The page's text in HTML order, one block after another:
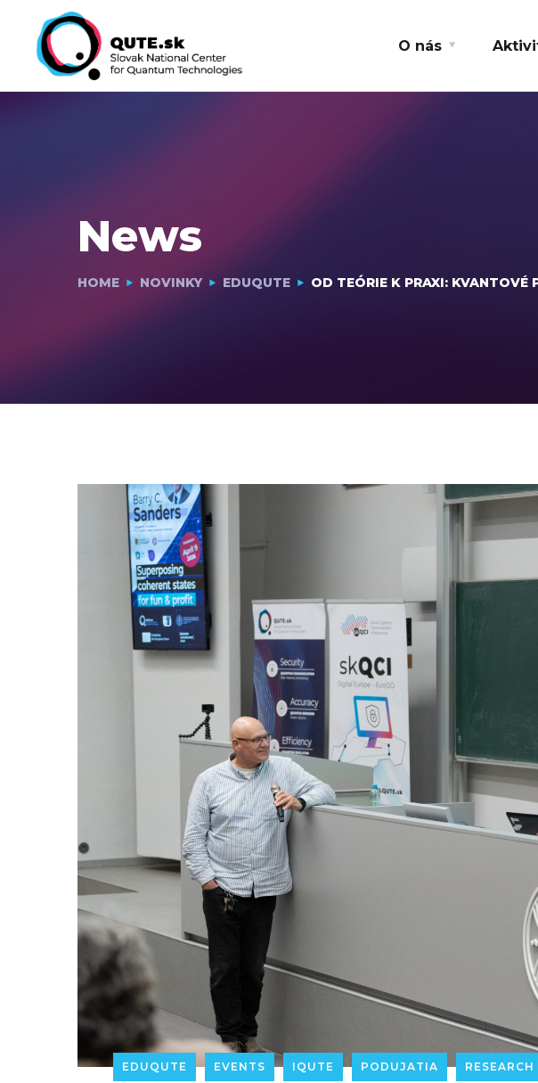
O nás
News
HOME NOVINKY EDUQUTE OD TEÓRIE K PRAXI: KVANTOVÉ
EDUQUTE EVENTS IQUTE PODUJATIA RESEARCH